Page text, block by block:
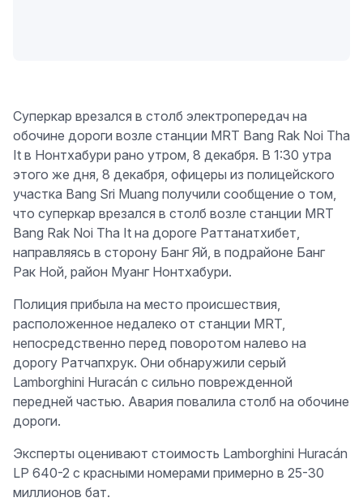
Суперкар врезался в столб электропередач на
обочине дороги возле станции MRT Bang Rak Noi Tha
It в Нонтхабури рано утром, 8 декабря. В 1:30 утра
этого же дня, 8 декабря, офицеры из полицейского
участка Bang Sri Muang получили сообщение о том,
что суперкар врезался в столб возле станции MRT
Bang Rak Noi Tha It на дороге Раттанатхибет,
направляясь в сторону Банг Яй, в подрайоне Банг
Рак Ной, район Муанг Нонтхабури.
Полиция прибыла на место происшествия,
расположенное недалеко от станции MRT,
непосредственно перед поворотом налево на
дорогу Ратчапхрук. Они обнаружили серый
Lamborghini Huracán с сильно поврежденной
передней частью. Авария повалила столб на обочине
дороги.
Эксперты оценивают стоимость Lamborghini Huracán
LP 640-2 с красными номерами примерно в 25-30
миллионов бат.